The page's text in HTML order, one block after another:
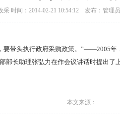
采 时间：2014-02-21 10:54:12 发布：管理
要带头执行政府采购政策。”——2005年
部长助理张弘力在作会议讲话时提出了
本文来源：